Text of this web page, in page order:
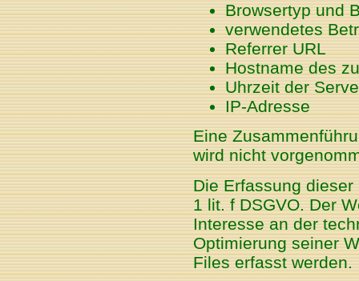
Browsertyp und
verwendetes
Referrer URL
Hostname des
Uhrzeit der
IP-Adresse
Eine
wird nicht
Die Erfassung
1 lit. f DSGVO. Der
Interesse an der
Optimierung seiner
Files erfasst werden.